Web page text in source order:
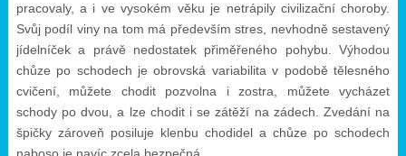
pracovaly, a i ve vysokém věku je netrápily civilizační choroby.
Svůj podíl viny na tom má především stres, nevhodně sestavený
jídelníček a právě nedostatek přiměřeného pohybu. Výhodou
chůze po schodech je obrovská variabilita v podobě tělesného
cvičení, můžete chodit pozvolna i zostra, můžete vycházet
schody po dvou, a lze chodit i se zátěží na zádech. Zvedání na
špičky zároveň posiluje klenbu chodidel a chůze po schodech